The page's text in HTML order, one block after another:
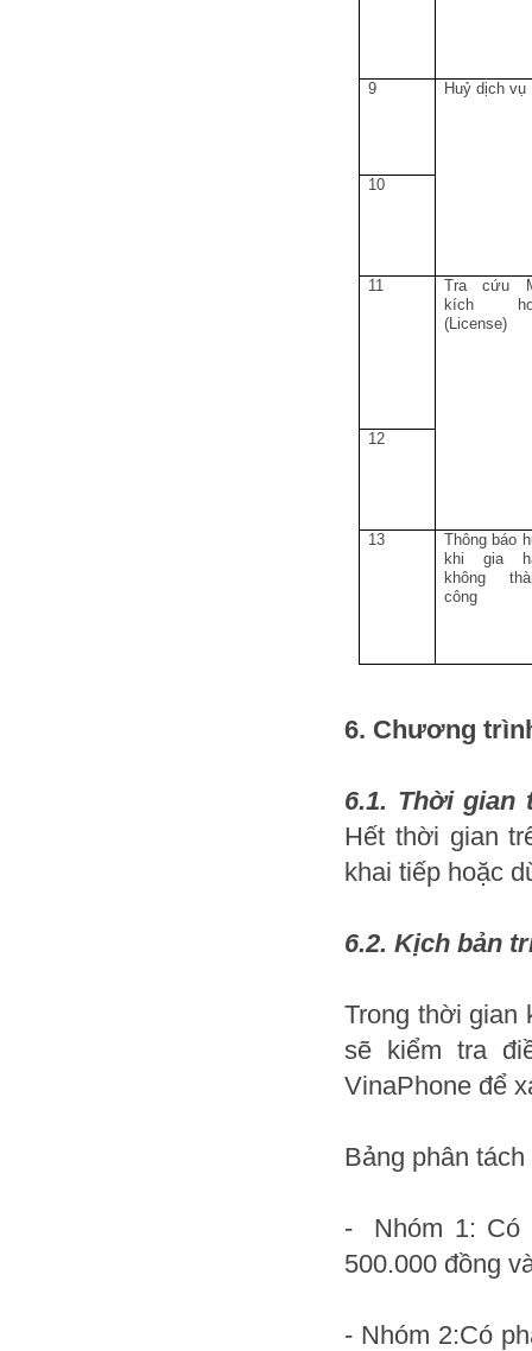
9 Huỷ dịch vụ
10
11
Tra cứu
kích
(License)
12
13
Thông báo
khi gia
không
công
6. Chương
6.1. Thời gian
Hết thời gian
khai tiếp hoặc
6.2. Kịch bản
Trong thời gian
sẽ kiểm tra
VinaPhone để
Bảng phân
- Nhóm 1: Có
500.000 đồng
- Nhóm 2:Có